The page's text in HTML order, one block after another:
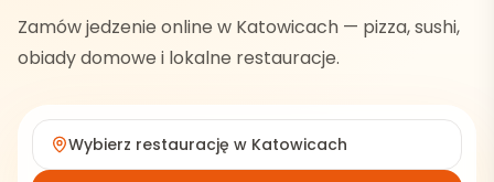
Zamów jedzenie online w Katowicach — pizza, sushi,
obiady domowe i lokalne restauracje.
Wybierz restaurację w Katowicach